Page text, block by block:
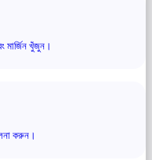
মার্জিন খুঁজুন।
করুন।